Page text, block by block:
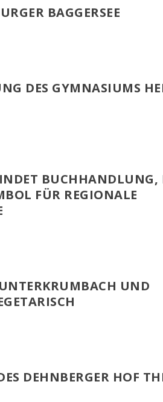
BAGGERSEE
DES GYMNASIUMS
BUCHHANDLUNG,
FÜR REGIONALE
UND
DEHNBERGER HOF